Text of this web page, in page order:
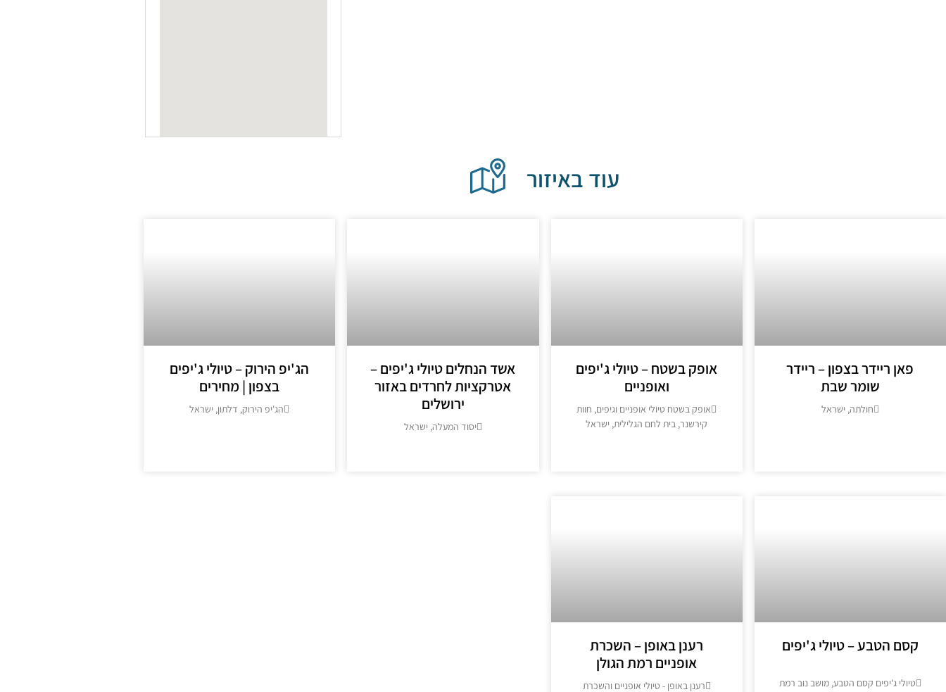
עוד באיזור
פאן ריידר בצפון – ריידר
שומר שבת
חולתה, ישראל
אופק בשטח – טיולי ג'יפים
ואופניים
אופק בשטח טיולי אופניים וגיפים, חוות
קירשנר, בית לחם הגלילית, ישראל
אשד הנחלים טיולי ג'יפים –
אטרקציות לחרדים באזור
ירושלים
יסוד המעלה, ישראל
הג'יפ הירוק – טיולי ג'יפים
בצפון | מחירים
הג'יפ הירוק, דלתון, ישראל
קסם הטבע – טיולי ג'יפים
טיולי ג'יפים קסם הטבע, מושב נוב רמת
רענן באופן – השכרת
אופניים רמת הגולן
רענן באופן - טיולי אופניים והשכרת